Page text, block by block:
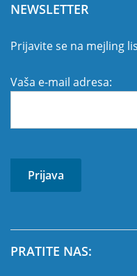
NEWSLETTER
Prijavite se na mejling
Vaša e-mail adresa:
PRATITE NAS: